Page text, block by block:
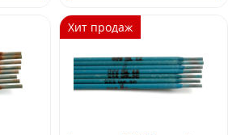
Хит продаж